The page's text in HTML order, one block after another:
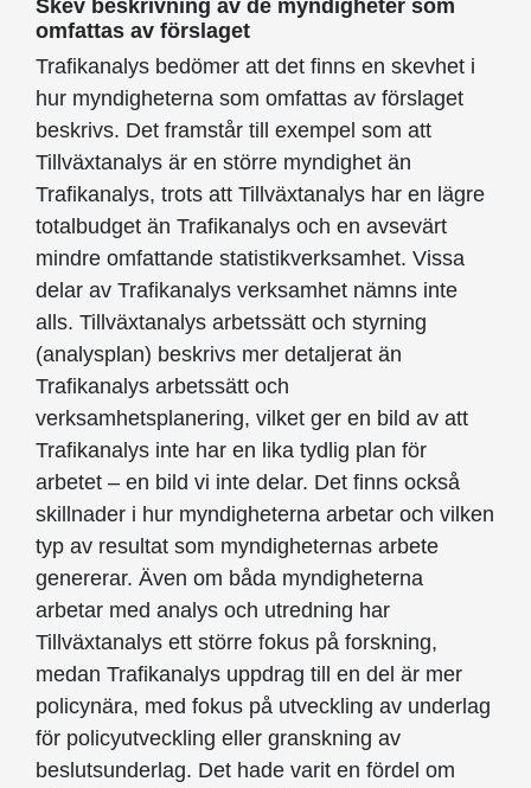
Skev beskrivning av de myndigheter som
omfattas av förslaget
Trafikanalys bedömer att det finns en skevhet i
hur myndigheterna som omfattas av förslaget
beskrivs. Det framstår till exempel som att
Tillväxtanalys är en större myndighet än
Trafikanalys, trots att Tillväxtanalys har en lägre
totalbudget än Trafikanalys och en avsevärt
mindre omfattande statistikverksamhet. Vissa
delar av Trafikanalys verksamhet nämns inte
alls. Tillväxtanalys arbetssätt och styrning
(analysplan) beskrivs mer detaljerat än
Trafikanalys arbetssätt och
verksamhetsplanering, vilket ger en bild av att
Trafikanalys inte har en lika tydlig plan för
arbetet – en bild vi inte delar. Det finns också
skillnader i hur myndigheterna arbetar och vilken
typ av resultat som myndigheternas arbete
genererar. Även om båda myndigheterna
arbetar med analys och utredning har
Tillväxtanalys ett större fokus på forskning,
medan Trafikanalys uppdrag till en del är mer
policynära, med fokus på utveckling av underlag
för policyutveckling eller granskning av
beslutsunderlag. Det hade varit en fördel om